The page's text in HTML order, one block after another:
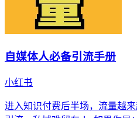
自媒体人必备引流手册
小红书
进入知识付费后半场，流量越